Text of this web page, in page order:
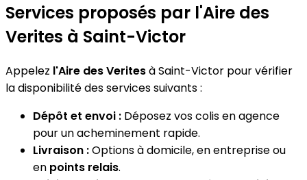
Services proposés par l'Aire des
Verites à Saint-Victor
Appelez l'Aire des Veritesà Saint-Victor pour vérifier
la disponibilité des services suivants :
Dépôt et envoi : Déposez vos colis en agence
pour un acheminement rapide.
Livraison :Options à domicile, en entreprise ou
en points relais.